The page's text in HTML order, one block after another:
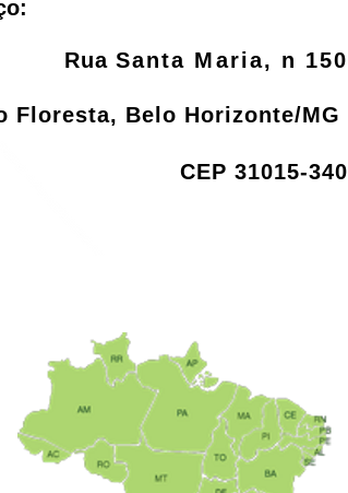
RuaSanta Maria, n 150
Floresta, Belo Horizonte/MG
CEP 31015-340